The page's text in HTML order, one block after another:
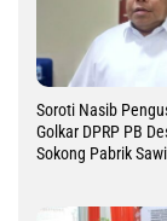
Soroti Nasib
Golkar DPRP PB
Sokong Pabrik